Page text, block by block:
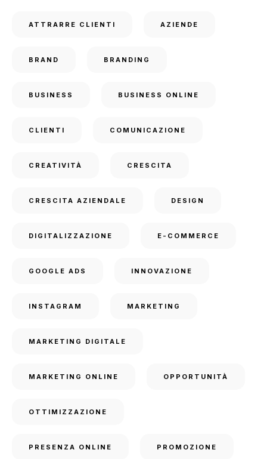
ATTRARRE CLIENTI AZIENDE
BRAND BRANDING
BUSINESS BUSINESS ONLINE
CLIENTI COMUNICAZIONE
CREATIVITÀ CRESCITA
CRESCITA AZIENDALE DESIGN
DIGITALIZZAZIONE E-COMMERCE
GOOGLE ADS INNOVAZIONE
INSTAGRAM MARKETING
MARKETING DIGITALE
MARKETING ONLINE OPPORTUNITÀ
OTTIMIZZAZIONE
PRESENZA ONLINE PROMOZIONE